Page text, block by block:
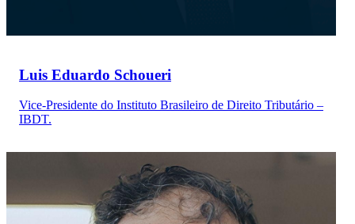
Luis Eduardo Schoueri
Vice-Presidente do Instituto Brasileiro de Direito Tributário –
IBDT.